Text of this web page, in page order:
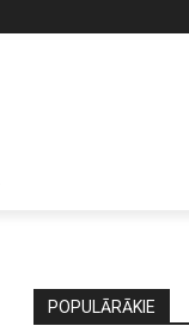
POPULĀRĀKIE